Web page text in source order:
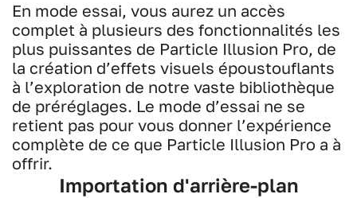
En mode essai, vous aurez un accès
complet à plusieurs des fonctionnalités les
plus puissantes de Particle Illusion Pro, de
la création d’effets visuels époustouflants
à l’exploration de notre vaste bibliothèque
de préréglages. Le mode d’essai ne se
retient pas pour vous donner l’expérience
complète de ce que Particle Illusion Pro a à
offrir.
Importation d'arrière-plan